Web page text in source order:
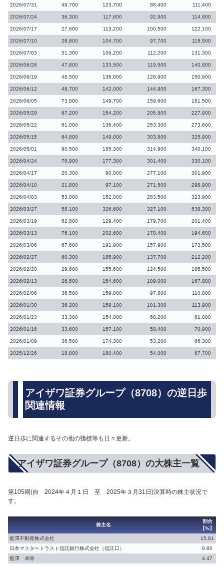
2026/07/31
49,700 123,700 88,400 111,400
2026/07/24 36,300 117,800 92,900 114,800
2026/07/17 27,600 113,200 100,500 122,100
2026/07/10 28,800 104,700 97,700 118,500
2026/07/03 31,300 109,200 112,200 131,300
2026/06/26 47,800 133,500 119,500 140,800
2026/06/19 48,500 136,800 128,900 150,900
2026/06/12 48,700 142,000 144,900 167,300
2026/06/05 73,800 149,700 159,600 181,500
2026/05/29 67,200 154,200 205,800 227,900
2026/05/22 61,000 136,400 253,300 273,600
2026/05/15 64,800 149,000 303,800 325,900
2026/05/01 90,500 185,300 314,900 340,100
2026/04/24 78,900 177,300 301,400 330,100
2026/04/17 20,300 90,800 277,100 301,900
2026/04/10 21,800 97,100 271,500 298,900
2026/04/03 53,000 152,000 283,500 323,900
2026/03/27 58,100 326,600 327,100 538,300
2026/03/19 62,800 129,400 179,700 201,400
2026/03/13 76,100 202,600 178,400 194,600
2026/03/06 67,600 191,900 157,900 173,500
2026/02/27 60,300 185,900 137,700 212,200
2026/02/20 29,600 155,600 124,500 185,500
2026/02/13 26,500 154,600 109,000 167,800
2026/02/06 36,500 159,000 97,800 110,800
2026/01/30 36,200 159,100 101,300 113,900
2026/01/23 33,300 154,000 68,200 81,000
2026/01/16 33,600 157,100 58,400 70,900
2026/01/09 36,500 174,300 53,200 66,300
2025/12/26 18,800 180,400 54,000 67,700
アイザワ証券グループ（8708）の逆日歩
関連情報
逆日歩に関連するその他の指標等も日々更新。
アイザワ証券グループ（8708）の大株主一覧
第105期(自 2024年４月１日 至 2025年３月31日)決算時の株主状況で
す。
株主名
割合
【%】
藍澤不動産株式会社
15.81
日本マスタートラスト信託銀行株式会社（信託口）
8.80
藍澤 卓弥
4.47